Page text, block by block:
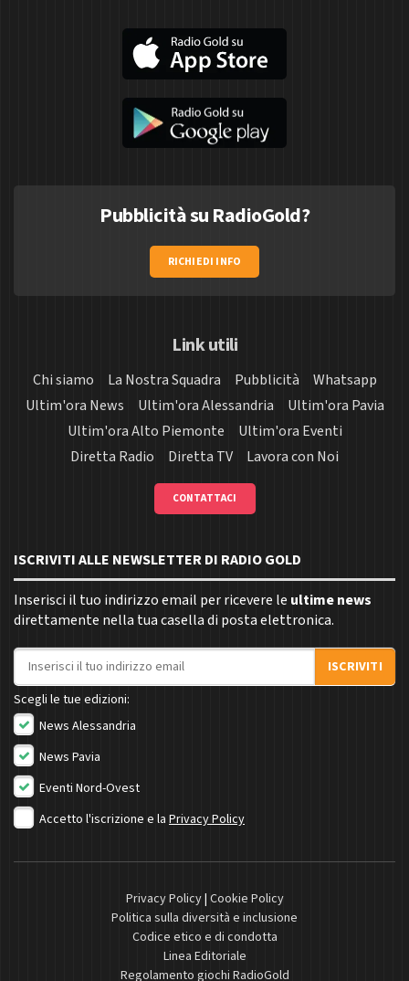
Pubblicità su RadioGold?
RICHIEDI INFO
Link utili
Chi siamo La Nostra Squadra Pubblicità
Whatsapp
Ultim'ora News
Ultim'ora Alessandria
Ultim'ora Pavia
Ultim'ora Alto Piemonte
Ultim'ora Eventi
Diretta Radio
Diretta TV Lavora con Noi
CONTATTACI
ISCRIVITI ALLE NEWSLETTER DI RADIO GOLD
Inserisci il tuo indirizzo email per ricevere le ultime news
direttamente nella tua casella di posta elettronica.
Indirizzo email
ISCRIVITI
Scegli le tue edizioni:
News Alessandria
News Pavia
Eventi Nord-Ovest
Accetto l'iscrizione e la Privacy Policy
Privacy Policy| Cookie Policy
Politica sulla diversità e inclusione
Codice etico e di condotta
Linea Editoriale
Regolamento giochi RadioGold